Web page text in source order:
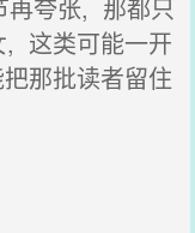
夸张, 那都只
这类可能一开
那批读者留住